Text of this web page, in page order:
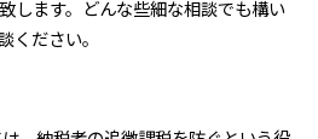
します。どんな些細な相談でも構い
ください。